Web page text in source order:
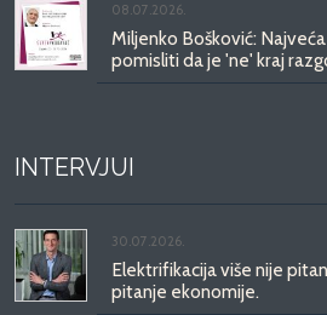
08.07.2026.
Miljenko Bošković:
pomisliti da je 'ne' kraj
INTERVJUI
30.07.2026.
Elektrifikacija više nije
pitanje ekonomije.